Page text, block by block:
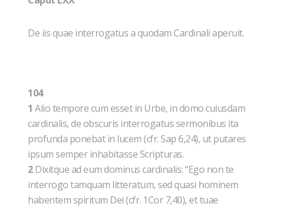
De iis quae interrogatus a quodam Cardinali aperuit.
104
1 Alio tempore cum esset in Urbe, in domo cuiusdam
cardinalis, de obscuris interrogatus sermonibus ita
profunda ponebat in lucem (cfr. Sap 6,24), ut putares
ipsum semper inhabitasse Scripturas.
2Dixitque ad eum dominus cardinalis: “Ego non te
interrogo tamquam litteratum, sed quasi hominem
habentem spiritum Dei (cfr. 1Cor 7,40), et tuae